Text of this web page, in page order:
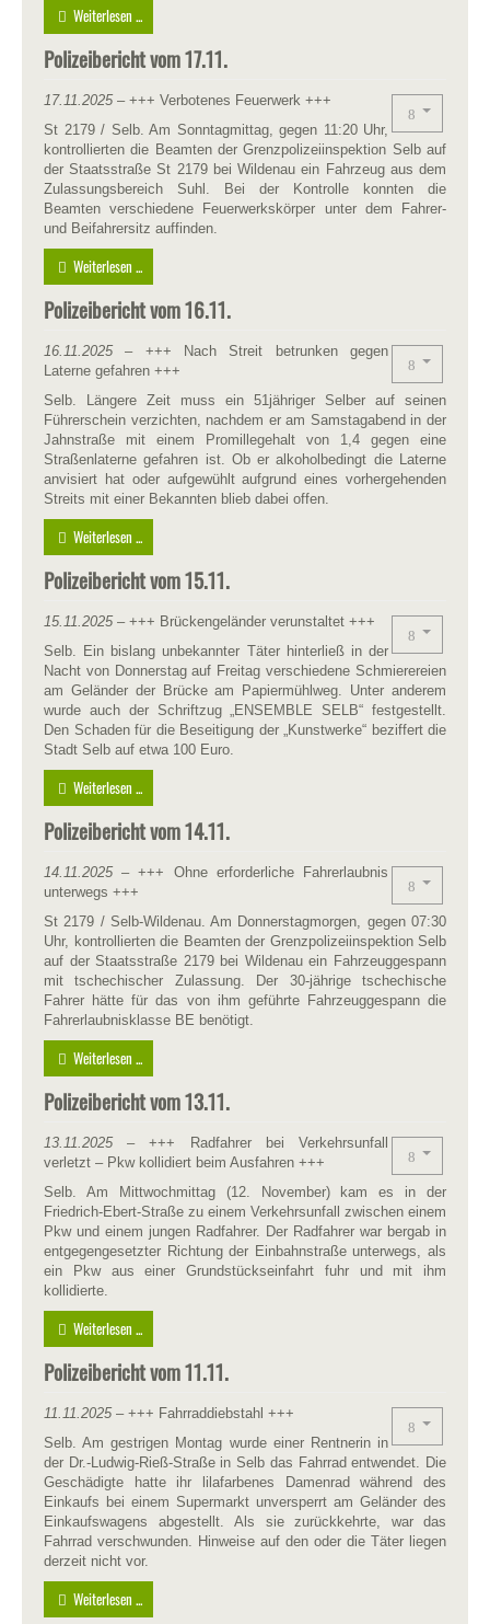
Weiterlesen ...
Polizeibericht vom 17.11.
17.11.2025 – +++ Verbotenes Feuerwerk +++
St 2179 / Selb. Am Sonntagmittag, gegen 11:20 Uhr,
kontrollierten die Beamten der Grenzpolizeiinspektion Selb auf
der Staatsstraße St 2179 bei Wildenau ein Fahrzeug aus dem
Zulassungsbereich Suhl. Bei der Kontrolle konnten die
Beamten verschiedene Feuerwerkskörper unter dem Fahrer-
und Beifahrersitz auffinden.
Weiterlesen ...
Polizeibericht vom 16.11.
16.11.2025 – +++ Nach Streit betrunken gegen
Laterne gefahren +++
Selb. Längere Zeit muss ein 51jähriger Selber auf seinen
Führerschein verzichten, nachdem er am Samstagabend in der
Jahnstraße mit einem Promillegehalt von 1,4 gegen eine
Straßenlaterne gefahren ist. Ob er alkoholbedingt die Laterne
anvisiert hat oder aufgewühlt aufgrund eines vorhergehenden
Streits mit einer Bekannten blieb dabei offen.
Weiterlesen ...
Polizeibericht vom 15.11.
15.11.2025 – +++ Brückengeländer verunstaltet +++
Selb. Ein bislang unbekannter Täter hinterließ in der
Nacht von Donnerstag auf Freitag verschiedene Schmierereien
am Geländer der Brücke am Papiermühlweg. Unter anderem
wurde auch der Schriftzug „ENSEMBLE SELB“ festgestellt.
Den Schaden für die Beseitigung der „Kunstwerke“ beziffert die
Stadt Selb auf etwa 100 Euro.
Weiterlesen ...
Polizeibericht vom 14.11.
14.11.2025 – +++ Ohne erforderliche Fahrerlaubnis
unterwegs +++
St 2179 / Selb-Wildenau. Am Donnerstagmorgen, gegen 07:30
Uhr, kontrollierten die Beamten der Grenzpolizeiinspektion Selb
auf der Staatsstraße 2179 bei Wildenau ein Fahrzeuggespann
mit tschechischer Zulassung. Der 30-jährige tschechische
Fahrer hätte für das von ihm geführte Fahrzeuggespann die
Fahrerlaubnisklasse BE benötigt.
Weiterlesen ...
Polizeibericht vom 13.11.
13.11.2025 – +++ Radfahrer bei Verkehrsunfall
verletzt – Pkw kollidiert beim Ausfahren +++
Selb. Am Mittwochmittag (12. November) kam es in der
Friedrich-Ebert-Straße zu einem Verkehrsunfall zwischen einem
Pkw und einem jungen Radfahrer. Der Radfahrer war bergab in
entgegengesetzter Richtung der Einbahnstraße unterwegs, als
ein Pkw aus einer Grundstückseinfahrt fuhr und mit ihm
kollidierte.
Weiterlesen ...
Polizeibericht vom 11.11.
11.11.2025 – +++ Fahrraddiebstahl +++
Selb. Am gestrigen Montag wurde einer Rentnerin in
der Dr.-Ludwig-Rieß-Straße in Selb das Fahrrad entwendet. Die
Geschädigte hatte ihr lilafarbenes Damenrad während des
Einkaufs bei einem Supermarkt unversperrt am Geländer des
Einkaufswagens abgestellt. Als sie zurückkehrte, war das
Fahrrad verschwunden. Hinweise auf den oder die Täter liegen
derzeit nicht vor.
Weiterlesen ...